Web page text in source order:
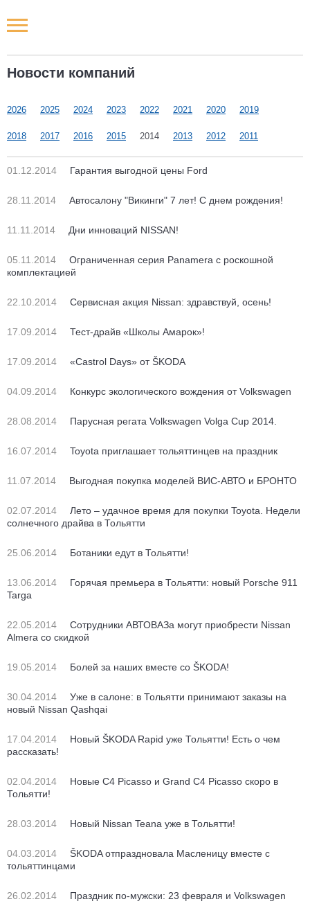
Новости компаний
2026 2025 2024 2023 2022 2021 2020 2019
2018 2017 2016 2015 2014 2013 2012 2011
01.12.2014 Гарантия выгодной цены Ford
28.11.2014 Автосалону "Викинги" 7 лет! С днем рождения!
11.11.2014 Дни инноваций NISSAN!
05.11.2014
Ограниченная серия Panamera с роскошной
комплектацией
22.10.2014 Сервисная акция Nissan: здравствуй, осень!
17.09.2014 Тест-драйв «Школы Амарок»!
17.09.2014 «Castrol Days» от ŠKODA
04.09.2014 Конкурс экологического вождения от Volkswagen
28.08.2014 Парусная регата Volkswagen Volga Cup 2014.
16.07.2014 Toyota приглашает тольяттинцев на праздник
11.07.2014 Выгодная покупка моделей ВИС-АВТО и БРОНТО
02.07.2014
Лето – удачное время для покупки Toyota. Недели
солнечного драйва в Тольятти
25.06.2014 Ботаники едут в Тольятти!
13.06.2014
Горячая премьера в Тольятти: новый Porsche 911
Targa
22.05.2014
Сотрудники АВТОВАЗа могут приобрести Nissan
Almera со скидкой
19.05.2014 Болей за наших вместе со ŠKODA!
30.04.2014
Уже в салоне: в Тольятти принимают заказы на
новый Nissan Qashqai
17.04.2014
Новый ŠKODA Rapid уже Тольятти! Есть о чем
рассказать!
02.04.2014
Новые C4 Picasso и Grand C4 Picasso скоро в
Тольятти!
28.03.2014 Новый Nissan Teana уже в Тольятти!
04.03.2014
ŠKODA отпраздновала Масленицу вместе с
тольяттинцами
26.02.2014 Праздник по-мужски: 23 февраля и Volkswagen
Новости РФ
Наши мероприятия